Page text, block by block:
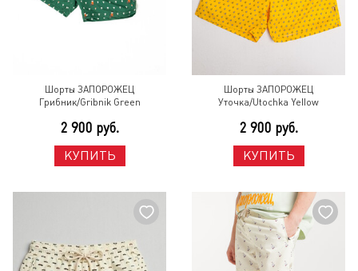
Шорты ЗАПОРОЖЕЦ
Грибник/Gribnik Green
2 900 руб.
КУПИТЬ
Шорты ЗАПОРОЖЕЦ
Уточка/Utochka Yellow
2 900 руб.
КУПИТЬ